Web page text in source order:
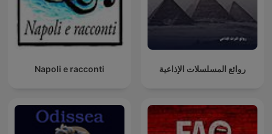
Napoli e racconti روائع المسلسلات الإذاعية